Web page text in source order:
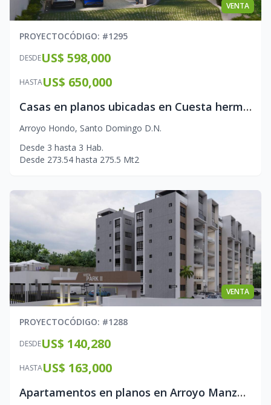
VENTA
PROYECTOCÓDIGO: #1295
DESDEUS$ 598,000
HASTAUS$ 650,000
Casas en planos ubicadas en Cuesta hermosa
Arroyo Hondo, Santo Domingo D.N.
Desde 3 hasta 3 Hab.
Desde 273.54 hasta 275.5 Mt2
VENTA
PROYECTOCÓDIGO: #1288
DESDEUS$ 140,280
HASTAUS$ 163,000
Apartamentos en planos en Arroyo Manzano